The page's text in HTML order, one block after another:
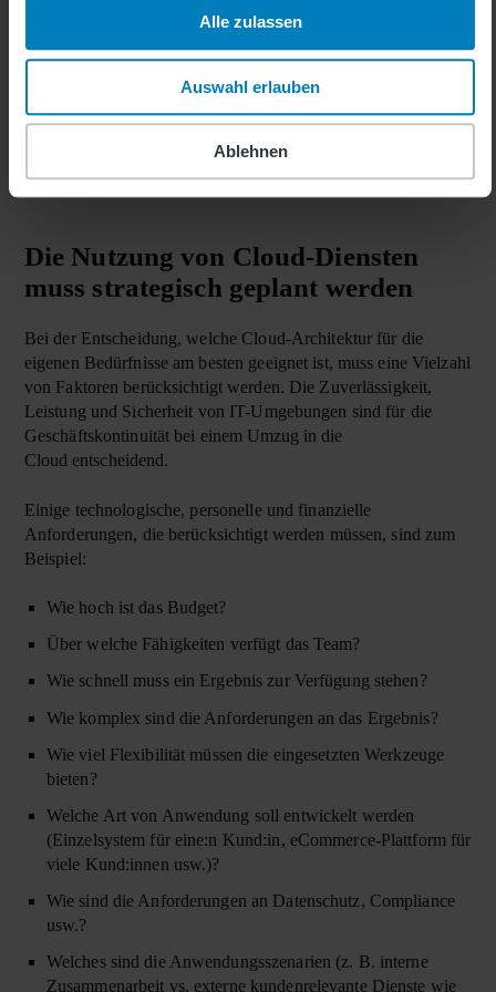
Alle zulassen
Auswahl erlauben
Ablehnen
Die Kostenkontrolle wird durch mehrere Umgebungen und
Die IT-Umgebung wird immer komplexer.
Die Nut­zung von Cloud-Diensten
muss stra­te­gisch ge­plant wer­den
Bei der Entscheidung, welche Cloud-Architektur für die
eigenen Bedürfnisse am besten geeignet ist, muss eine Vielzahl
von Faktoren berücksichtigt werden. Die Zuverlässigkeit,
Leistung und Sicherheit von IT-Umgebungen sind für die
Geschäftskontinuität bei einem Umzug in die
Cloud entscheidend.
Einige technologische, personelle und finanzielle
Anforderungen, die berücksichtigt werden müssen, sind zum
Beispiel:
Wie hoch ist das Budget?
Über welche Fähigkeiten verfügt das Team?
Wie schnell muss ein Ergebnis zur Verfügung stehen?
Wie komplex sind die Anforderungen an das Ergebnis?
Wie viel Flexibilität müssen die eingesetzten Werkzeuge
bieten?
Welche Art von Anwendung soll entwickelt werden
(Einzelsystem für eine:n Kund:in, eCommerce-Plattform für
viele Kund:innen usw.)?
Wie sind die Anforderungen an Datenschutz, Compliance
usw.?
Welches sind die Anwendungsszenarien (z. B. interne
Zusammenarbeit vs. externe kundenrelevante Dienste wie